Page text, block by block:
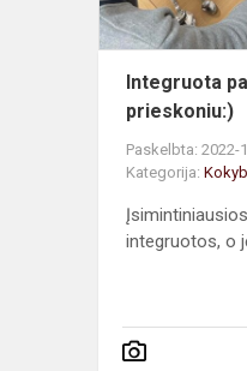
Integruota
prieskoniu:)
Paskelbta: 2022-
Kategorija:
integruotos, o